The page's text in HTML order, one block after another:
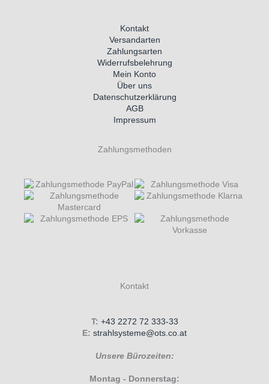
Kontakt
Versandarten
Zahlungsarten
Widerrufsbelehrung
Mein Konto
Über uns
Datenschutzerklärung
AGB
Impressum
Zahlungsmethoden
Kontakt
T: +43 2272 72 333-33
E: strahlsysteme@ots.co.at
Unsere Bürozeiten:
Montag - Donnerstag: